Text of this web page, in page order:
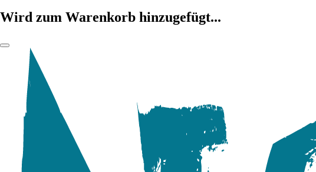
Wird zum Warenkorb hinzugefügt...